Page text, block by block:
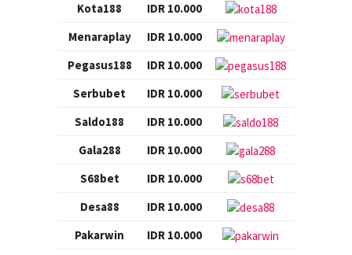
Kota188
IDR 10.000
Menaraplay
IDR 10.000
Pegasus188
IDR 10.000
Serbubet
IDR 10.000
Saldo188
IDR 10.000
Gala288
IDR 10.000
S68bet
IDR 10.000
Desa88
IDR 10.000
Pakarwin
IDR 10.000